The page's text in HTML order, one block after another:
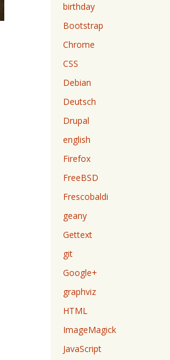
birthday
Bootstrap
Chrome
CSS
Debian
Deutsch
Drupal
english
Firefox
FreeBSD
Frescobaldi
geany
Gettext
git
Google+
graphviz
HTML
ImageMagick
JavaScript